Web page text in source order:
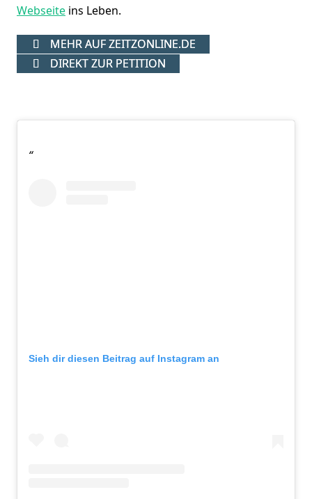
Webseite ins Leben.
MEHR AUF ZEITZONLINE.DE
DIREKT ZUR PETITION
Sieh dir diesen Beitrag auf Instagram an